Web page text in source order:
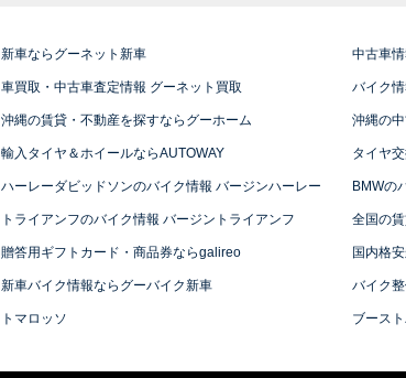
新車ならグーネット新車 中古車
車買取・中古車査定情報 グーネット買取 バイク
沖縄の賃貸・不動産を探すならグーホーム 沖縄の
輸入タイヤ＆ホイールならAUTOWAY タイヤ
ハーレーダビッドソンのバイク情報 バージンハーレー BMWの
トライアンフのバイク情報 バージントライアンフ 全国の
贈答用ギフトカード・商品券ならgalireo 国内格
新車バイク情報ならグーバイク新車 バイク
トマロッソ ブース